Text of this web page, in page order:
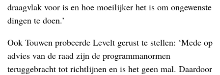
draagvlak voor is en hoe moeilijker het is om ongewenste
dingen te doen.’
Ook Touwen probeerde Levelt gerust te stellen: ‘Mede op
advies van de raad zijn de programmanormen
teruggebracht tot richtlijnen en is het geen mal. Daardoor